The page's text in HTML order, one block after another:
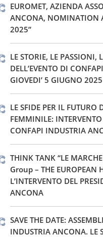
EUROMET, AZIENDA
ANCONA, NOMINATION
2025”
LE STORIE, LE
DELL’EVENTO DI
GIOVEDI’ 5 GIUGNO 2025
LE SFIDE PER IL FUTURO
FEMMINILE:
CONFAPI INDUSTRIA
THINK TANK “LE
Group – THE EUROPEAN
L’INTERVENTO DEL
ANCONA
SAVE THE DATE:
INDUSTRIA ANCONA. LE